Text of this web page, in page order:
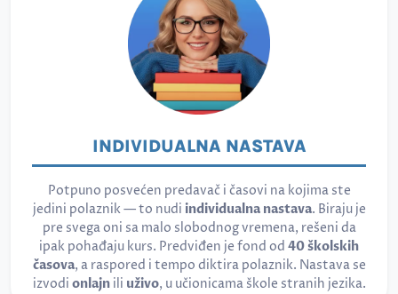
INDIVIDUALNA NASTAVA
Potpuno posvećen predavač i časovi na kojima ste
jedini polaznik — to nudi individualna nastava. Biraju je
pre svega oni sa malo slobodnog vremena, rešeni da
ipak pohađaju kurs. Predviđen je fond od 40 školskih
časova, a raspored i tempo diktira polaznik. Nastava se
izvodi onlajnili uživo, u učionicama škole stranih jezika.